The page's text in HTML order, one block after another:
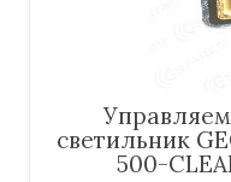
светильник
500-